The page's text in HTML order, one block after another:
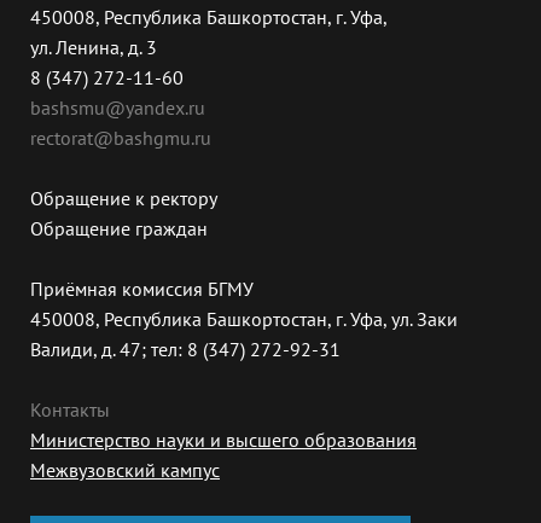
450008, Республика Башкортостан, г. Уфа,
ул. Ленина, д. 3
8 (347) 272-11-60
bashsmu@yandex.ru
rectorat@bashgmu.ru
Обращение к ректору
Обращение граждан
Приёмная комиссия БГМУ
450008, Республика Башкортостан, г. Уфа, ул. Заки
Валиди, д. 47; тел: 8 (347) 272-92-31
Контакты
Министерство науки и высшего образования
Межвузовский кампус